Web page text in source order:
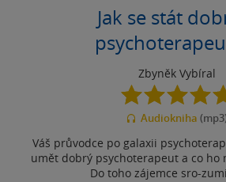
Jak se stát
Zbyněk Vybíral
5.0
z
5
Audiokniha
Váš průvodce po galaxii
umět dobrý psychoterapeut a co ho
Do toho zájemce sro-